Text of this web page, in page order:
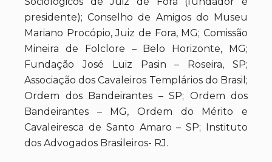
presidente); Conselho de Amigos do Museu
Mariano Procópio, Juiz de Fora, MG; Comissão
Mineira de Folclore – Belo Horizonte, MG;
Fundação José Luiz Pasin – Roseira, SP;
Associação dos Cavaleiros Templários do Brasil;
Ordem dos Bandeirantes – SP; Ordem dos
Bandeirantes – MG, Ordem do Mérito e
Cavaleiresca de Santo Amaro – SP; Instituto
dos Advogados Brasileiros- RJ.